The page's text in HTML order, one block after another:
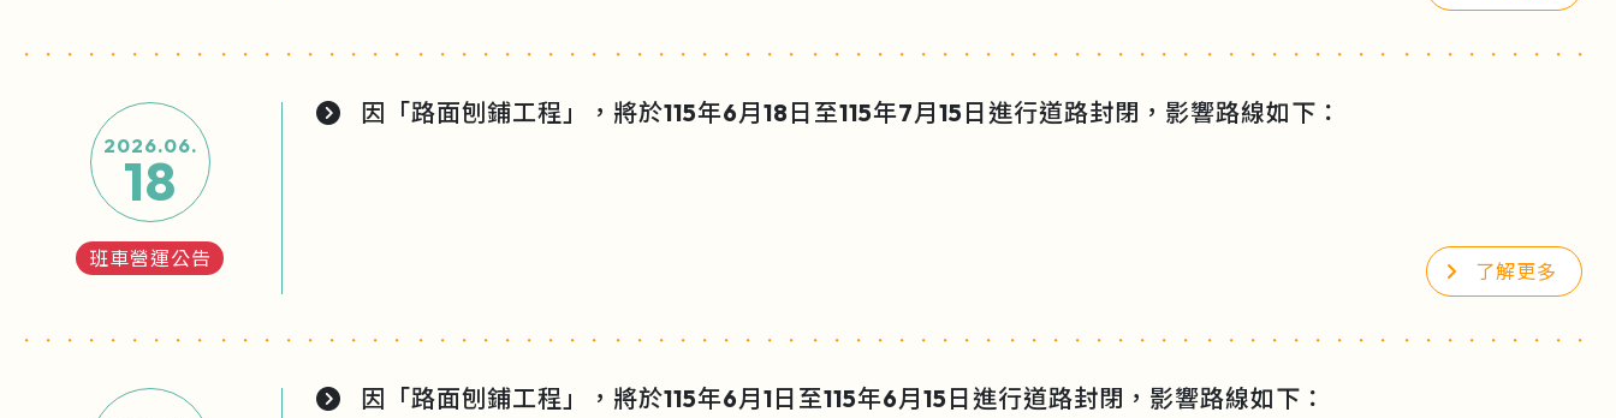
2026.06.
18
班車營運公告
因「路面刨鋪工程」，將於115年6月18日至115年7月15日進行道路封閉，影響路線如下：
了解更多
因「路面刨鋪工程」，將於115年6月1日至115年6月15日進行道路封閉，影響路線如下：